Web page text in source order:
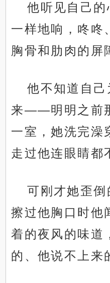
他听见自己
一样地响，咚咚
胸骨和肋肉的屏
他不知道自己
来——明明之前
一室，她洗完澡
走过他连眼睛都
可刚才她歪
擦过他胸口时他
着的夜风的味道
的、他说不上来